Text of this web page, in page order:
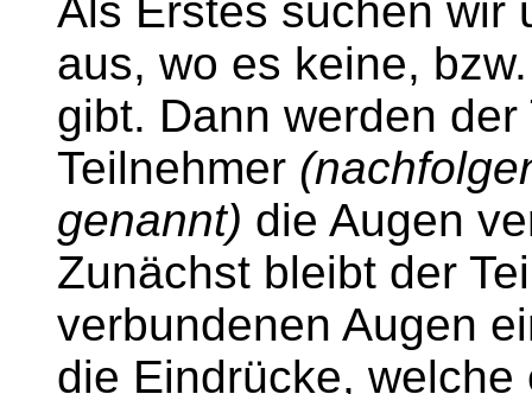
Als Erstes suchen wir
aus, wo es keine,
gibt. Dann werden
Teilnehmer
genannt) die Augen
Zunächst bleibt der
verbundenen Augen
die Eindrücke,